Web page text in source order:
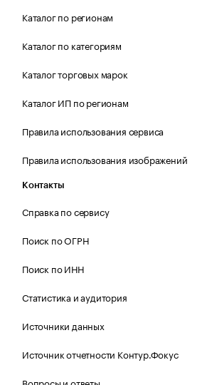
Каталог по регионам
Каталог по категориям
Каталог торговых марок
Каталог ИП по регионам
Правила использования сервиса
Правила использования изображений
Контакты
Справка по сервису
Поиск по ОГРН
Поиск по ИНН
Статистика и аудитория
Источники данных
Источник отчетности Контур.Фокус